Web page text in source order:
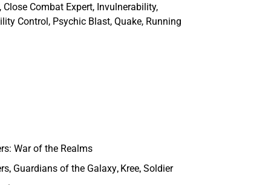
Close Combat Expert, Invulnerability,
Control, Psychic Blast, Quake, Running
War of the Realms
, Guardians of the Galaxy, Kree, Soldier